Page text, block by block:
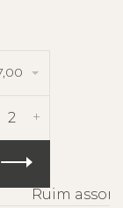
+
Ruim